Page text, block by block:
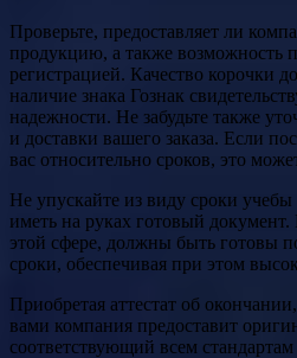
Проверьте, предоставляет ли
продукцию, а также возможность
регистрацией. Качество корочки
наличие знака Гознак
надежности. Не забудьте также
и доставки вашего заказа. Если
вас относительно сроков, это
Не упускайте из виду сроки
иметь на руках готовый
этой сфере, должны быть готовы
сроки, обеспечивая при этом
Приобретая аттестат об
вами компания предоставит
соответствующий всем